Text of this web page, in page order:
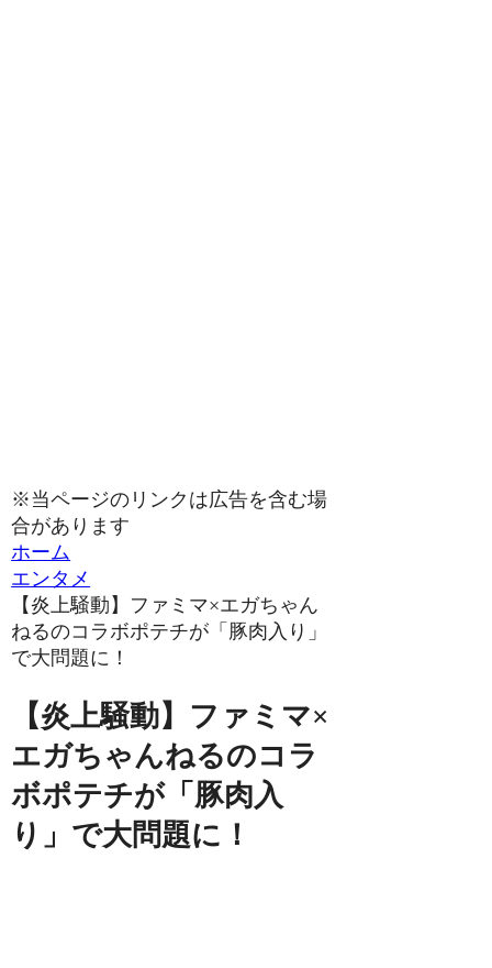
※当ページのリンクは広告を含む場
合があります
ホーム
エンタメ
【炎上騒動】ファミマ×エガちゃん
ねるのコラボポテチが「豚肉入り」
で大問題に！
【炎上騒動】ファミマ×
エガちゃんねるのコラ
ボポテチが「豚肉入
り」で大問題に！